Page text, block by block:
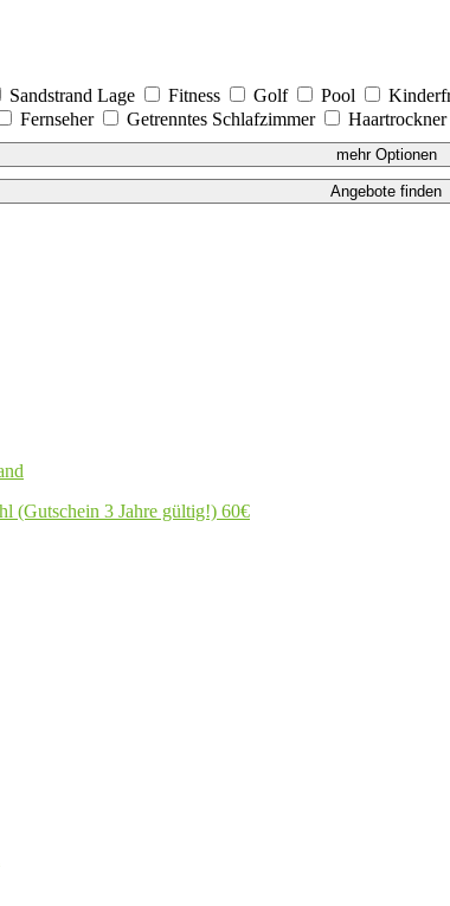
Sandstrand Lage Fitness Golf Pool
Fernseher Getrenntes Schlafzimmer Haartrockner
mehr Optionen
Angebote finden
(Gutschein 3 Jahre gültig!) 60€